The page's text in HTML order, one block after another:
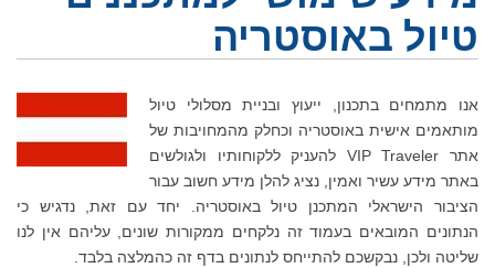
טיול באוסטריה
אנו מתמחים בתכנון, ייעוץ ובניית מסלולי טיול
מותאמים אישית באוסטריה וכחלק מהמחויבות של
אתר VIP Traveler להעניק ללקוחותיו ולגולשים
באתר מידע עשיר ואמין, נציג להלן מידע חשוב עבור
הציבור הישראלי המתכנן טיול באוסטריה. יחד עם זאת, נדגיש כי
הנתונים המובאים בעמוד זה נלקחים ממקורות שונים, עליהם אין לנו
שליטה ולכן, נבקשכם להתייחס לנתונים בדף זה כהמלצה בלבד.